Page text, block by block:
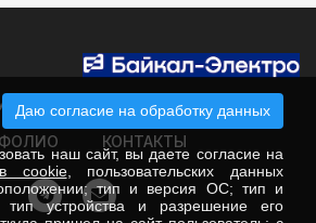
КЛИЕНТАМ
КОНТАКТЫ
Даю согласие на обработку данных
наш сайт, вы даете согласие на
cookie, пользовательских данных
тип и версия ОС; тип и
тип устройства и разрешение его